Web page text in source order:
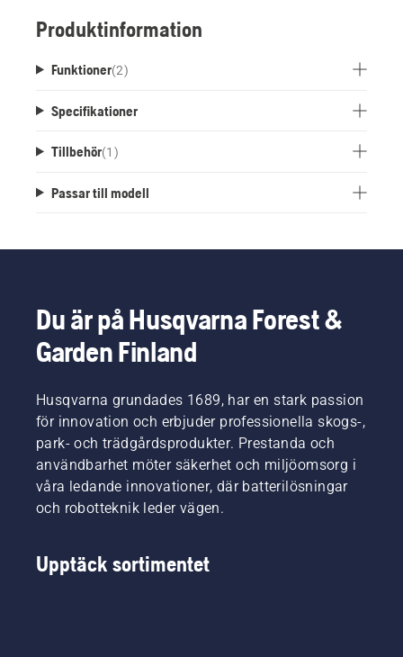
Produktinformation
Funktioner(2)
Specifikationer
Tillbehör(1 )
Passar till modell
Du är på Husqvarna Forest &
Garden Finland
Husqvarna grundades 1689, har en stark passion
för innovation och erbjuder professionella skogs-,
park- och trädgårdsprodukter. Prestanda och
användbarhet möter säkerhet och miljöomsorg i
våra ledande innovationer, där batterilösningar
och robotteknik leder vägen.
Upptäck sortimentet